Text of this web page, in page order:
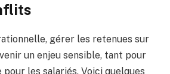
gérer les retenues sur
un enjeu sensible, tant pour
les salariés. Voici quelques